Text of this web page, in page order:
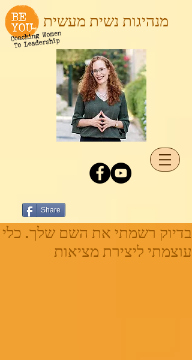
מנהיגות נשית מעשית
Share
בדיוק רשמתי את השם שלך. כלי
עוצמתי ליצירת מציאות